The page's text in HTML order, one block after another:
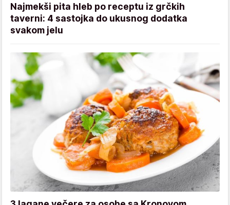
Najmekši pita hleb po receptu iz grčkih
taverni: 4 sastojka do ukusnog dodatka
svakom jelu